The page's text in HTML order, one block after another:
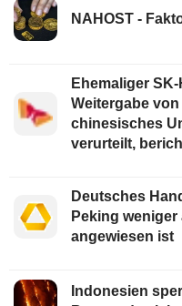
NAHOST -
Ehemaliger
Weitergabe
chinesisches
verurteilt,
Deutsches
Peking
angewiesen ist
Indonesien